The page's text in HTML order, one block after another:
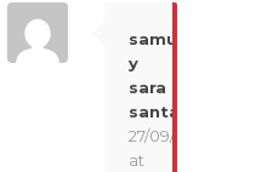
samuel
y
sara
santana.
27/09/2016
at